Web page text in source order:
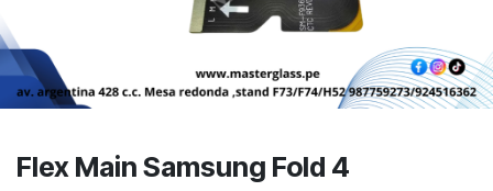
Flex Main Samsung Fold 4